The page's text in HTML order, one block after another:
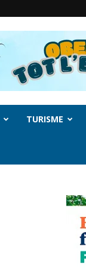
TURISME